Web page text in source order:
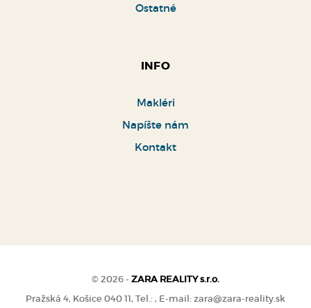
Ostatné
INFO
Makléri
Napíšte nám
Kontakt
© 2026 - ZARA REALITY s.r.o.
Pražská 4, Košice 040 11, Tel.: , E-mail: zara@zara-reality.sk